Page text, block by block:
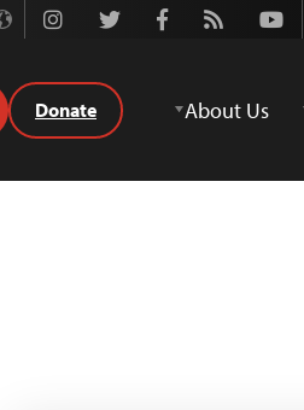
Youtube
Rss
Facebook
Twitter
About Us
Donate